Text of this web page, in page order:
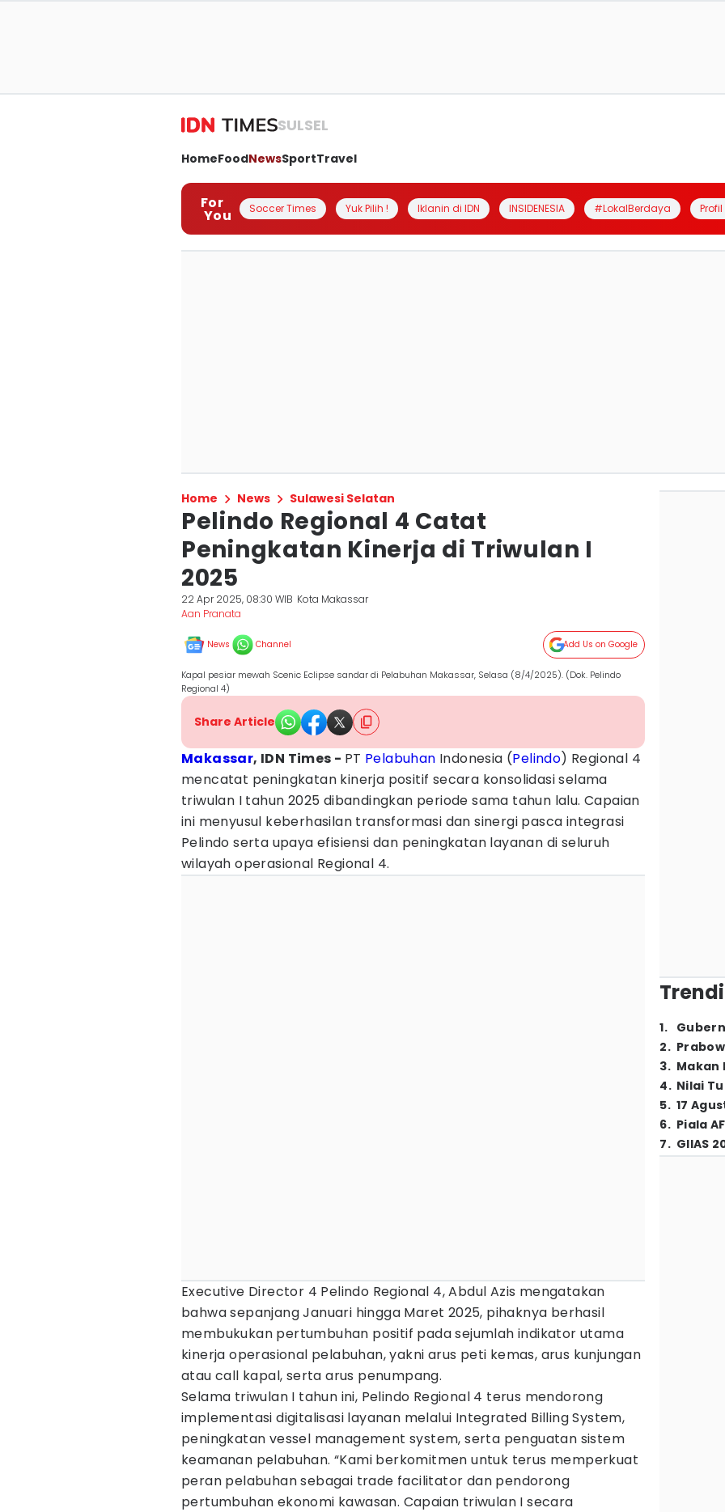
SULSEL
HomeFoodNewsSportTravel
For
You Soccer Times Yuk Pilih ! Iklanin di IDN INSIDENESIA #LokalBerdaya
Home News Sulawesi Selatan
Pelindo Regional 4 Catat
Peningkatan Kinerja di Triwulan I
2025
22 Apr 2025, 08:30 WIB Kota Makassar
Aan Pranata
News Channel Add Us on Google
Kapal pesiar mewah Scenic Eclipse sandar di Pelabuhan Makassar, Selasa (8/4/2025). (Dok. Pelindo
Regional 4)
Share Article
Makassar, IDN Times - PT Pelabuhan Indonesia (Pelindo) Regional 4
mencatat peningkatan kinerja positif secara konsolidasi selama
triwulan I tahun 2025 dibandingkan periode sama tahun lalu. Capaian
ini menyusul keberhasilan transformasi dan sinergi pasca integrasi
Pelindo serta upaya efisiensi dan peningkatan layanan di seluruh
wilayah operasional Regional 4.
Executive Director 4 Pelindo Regional 4, Abdul Azis mengatakan
bahwa sepanjang Januari hingga Maret 2025, pihaknya berhasil
membukukan pertumbuhan positif pada sejumlah indikator utama
kinerja operasional pelabuhan, yakni arus peti kemas, arus kunjungan
atau call kapal, serta arus penumpang.
Selama triwulan I tahun ini, Pelindo Regional 4 terus mendorong
implementasi digitalisasi layanan melalui Integrated Billing System,
peningkatan vessel management system, serta penguatan sistem
keamanan pelabuhan. “Kami berkomitmen untuk terus memperkuat
peran pelabuhan sebagai trade facilitator dan pendorong
pertumbuhan ekonomi kawasan. Capaian triwulan I secara
1.
2.
3. Makan
4. Nilai
5. 17
6. Piala
7. GIIAS